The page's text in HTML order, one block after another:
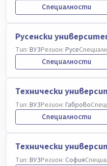
Специалности
Русенски
Тип: ВУЗРегион: Русе
Специалности
Технически
Тип: ВУЗРегион: Габрово
Специалности
Технически
Тип: ВУЗРегион: София